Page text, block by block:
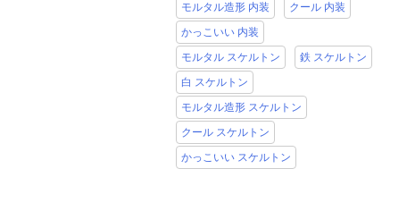
モルタル造形 内装
クール 内装
かっこいい 内装
モルタル スケルトン
鉄 スケルトン
白 スケルトン
モルタル造形 スケルトン
クール スケルトン
かっこいい スケルトン